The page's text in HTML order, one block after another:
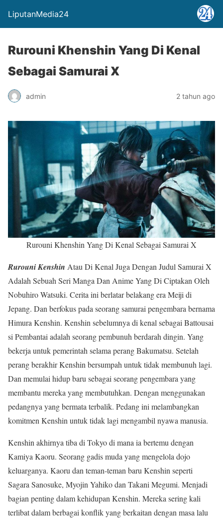
LiputanMedia24
Rurouni Khenshin Yang Di Kenal
Sebagai Samurai X
admin 2 tahun ago
Rurouni Khenshin Yang Di Kenal Sebagai Samurai X
Rurouni Kenshin Atau Di Kenal Juga Dengan Judul Samurai X
Adalah Sebuah Seri Manga Dan Anime Yang Di Ciptakan Oleh
Nobuhiro Watsuki. Cerita ini berlatar belakang era Meiji di
Jepang. Dan berfokus pada seorang samurai pengembara bernama
Himura Kenshin. Kenshin sebelumnya di kenal sebagai Battousai
si Pembantai adalah seorang pembunuh berdarah dingin. Yang
bekerja untuk pemerintah selama perang Bakumatsu. Setelah
perang berakhir Kenshin bersumpah untuk tidak membunuh lagi.
Dan memulai hidup baru sebagai seorang pengembara yang
membantu mereka yang membutuhkan. Dengan menggunakan
pedangnya yang bermata terbalik. Pedang ini melambangkan
komitmen Kenshin untuk tidak lagi mengambil nyawa manusia.
Kenshin akhirnya tiba di Tokyo di mana ia bertemu dengan
Kamiya Kaoru. Seorang gadis muda yang mengelola dojo
keluarganya. Kaoru dan teman-teman baru Kenshin seperti
Sagara Sanosuke, Myojin Yahiko dan Takani Megumi. Menjadi
bagian penting dalam kehidupan Kenshin. Mereka sering kali
terlibat dalam berbagai konflik yang berkaitan dengan masa lalu